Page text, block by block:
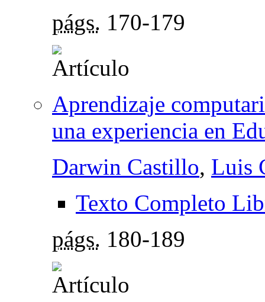
págs. 170-179
Aprendizaje
una experiencia en
Darwin Castillo, Luis
Texto Completo
págs. 180-189